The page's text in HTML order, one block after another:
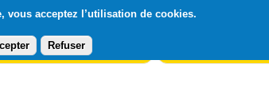
vous acceptez l’utilisation de cookies.
Refuser
à la Lettre du Diploweb